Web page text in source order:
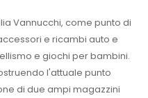
Vannucchi, come punto di
e ricambi auto e
e giochi per bambini.
l'attuale punto
di due ampi magazzini